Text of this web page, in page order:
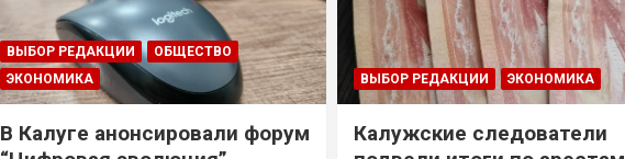
ВЫБОР РЕДАКЦИИ
ОБЩЕСТВО
ЭКОНОМИКА
В Калуге анонсировали форум
ВЫБОР РЕДАКЦИИ ЭКОНОМИКА
Калужские следователи